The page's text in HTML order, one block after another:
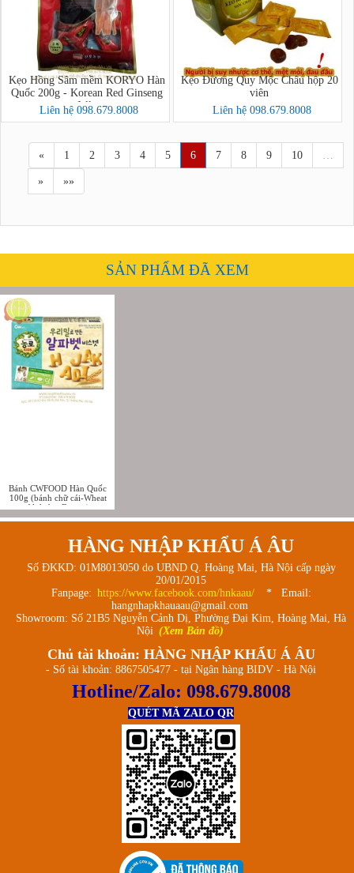
Kẹo Hồng Sâm mềm KORYO Hàn
Quốc 200g - Korean Red Ginseng
Jelly
Liên hệ 098.679.8008
Kẹo Đương Quy Mộc Châu hộp 20
viên
Liên hệ 098.679.8008
« 1 2 3 4 5 6 7 8 9 10 …
» »»
SẢN PHẨM ĐÃ XEM
Bánh CWFOOD Hàn Quốc
100g (bánh chữ cái-Wheat
Alphabet Biscuit)
HÀNG NHẬP KHẨU Á ÂU
Số ĐKKD: 01M8013050 do UBND Q. Hoàng Mai, Hà Nội cấp ngày
20/01/2015
Fanpage: https://www.facebook.com/hnkaau/
* Email:
hangnhapkhauaau@gmail.com
Showroom: Số 21B5 Nguyễn Cảnh Dị, Phường Đại Kim, Hoàng Mai, Hà
Nội (Xem Bản đồ)
Chủ tài khoản: HÀNG NHẬP KHẨU Á ÂU
- Số tài khoản: 8867505477 - tại Ngân hàng BIDV - Hà Nội
Hotline/Zalo: 098.679.8008
QUÉT MÃ ZALO QR